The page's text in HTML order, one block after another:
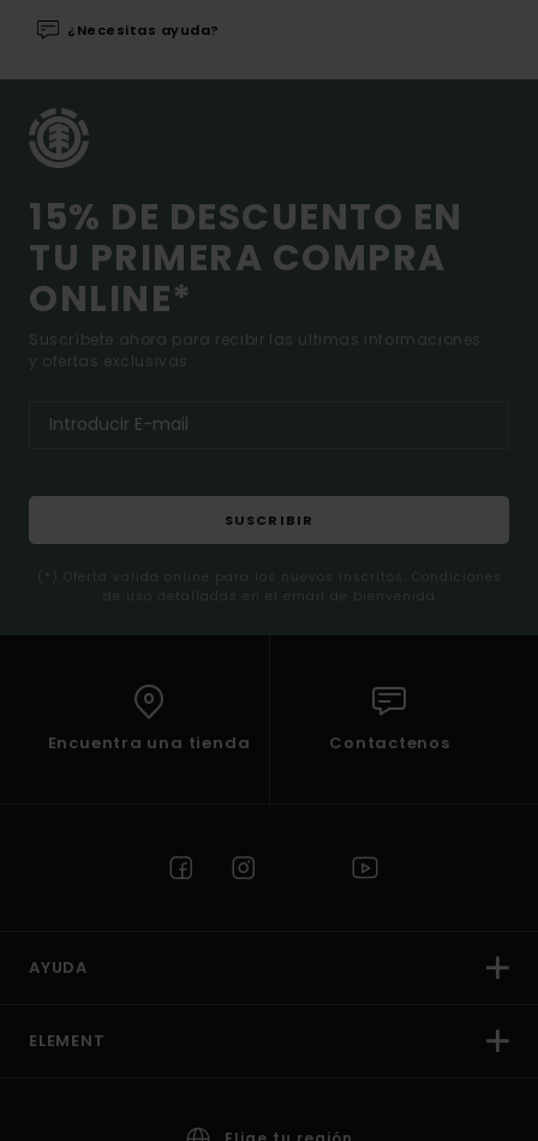
¿Necesitas ayuda?
15% DE DESCUENTO EN
TU PRIMERA COMPRA
ONLINE*
Suscríbete ahora para recibir las ultimas informaciones
y ofertas exclusivas.
SUSCRIBIR
(*) Oferta valida online para los nuevos inscritos. Condiciones
de uso detalladas en el email de bienvenida
Encuentra una tienda Contactenos
AYUDA
ELEMENT